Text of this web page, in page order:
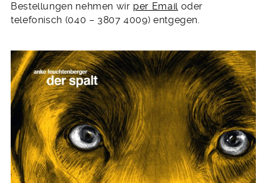
Bestellungen nehmen wir per Emailoder
telefonisch (040 – 3807 4009) entgegen.